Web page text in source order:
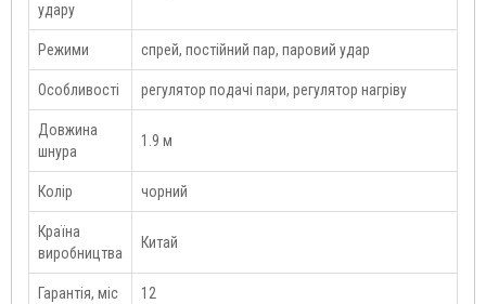
удару
Режими спрей, постійний пар, паровий удар
Особливості регулятор подачі пари, регулятор нагріву
Довжина
шнура
1.9 м
Колір чорний
Країна
виробництва
Китай
Гарантія, міс 12